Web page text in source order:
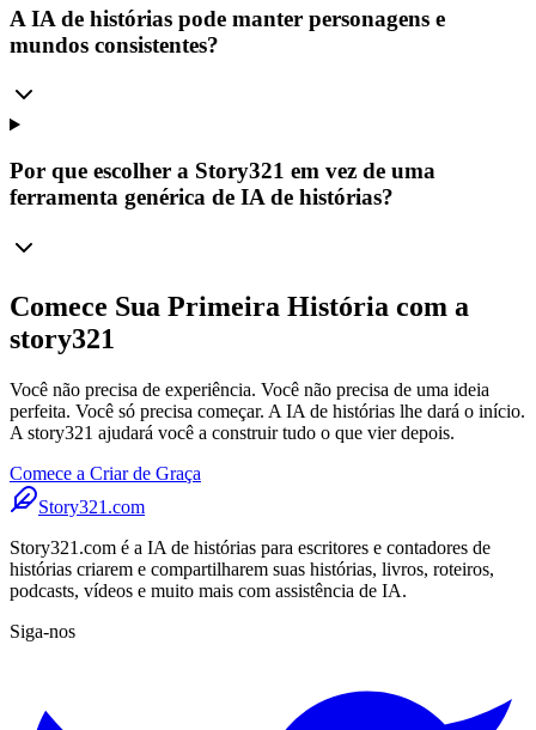
A IA de histórias pode manter personagens e
mundos consistentes?
Por que escolher a Story321 em vez de uma
ferramenta genérica de IA de histórias?
Comece Sua Primeira História com a
story321
Você não precisa de experiência. Você não precisa de uma ideia
perfeita. Você só precisa começar. A IA de histórias lhe dará o início.
A story321 ajudará você a construir tudo o que vier depois.
Comece a Criar de Graça
Story321.com
Story321.com é a IA de histórias para escritores e contadores de
histórias criarem e compartilharem suas histórias, livros, roteiros,
podcasts, vídeos e muito mais com assistência de IA.
Siga-nos